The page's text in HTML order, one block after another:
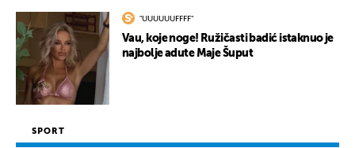
"UUUUUUFFFF"
Vau, koje noge! Ružičasti badić istaknuo je
najbolje adute Maje Šuput
SPORT